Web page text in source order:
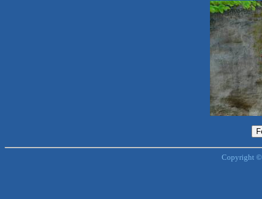
Copyright ©